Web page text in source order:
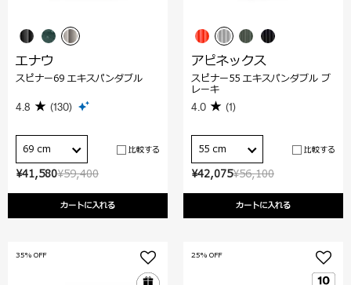
¥59,400
¥41,580
カートに入れる
エナウ
スピナー69 エキスパンダブル
4.8 (130)
69 cm 比較する
¥56,100
¥42,075
カートに入れる
アピネックス
スピナー55 エキスパンダブル ブ
レーキ
4.0 (1)
55 cm 比較する
35% OFF 25% OFF